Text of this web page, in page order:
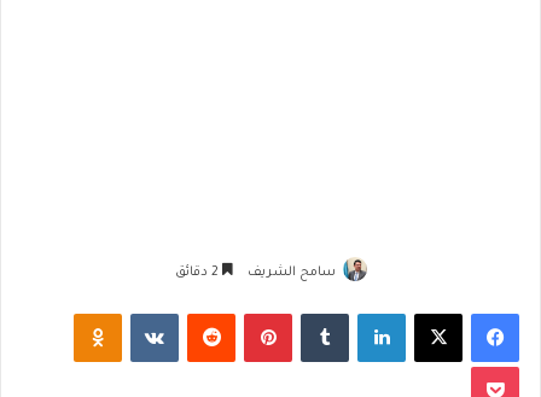
سامح الشريف
فيسبوك لينكدإن بينتيريست